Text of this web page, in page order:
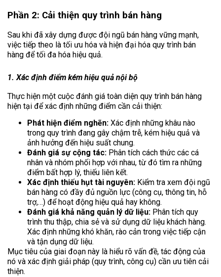
Phần 2: Cải thiện quy trình bán hàng
Sau khi đã xây dựng được đội ngũ bán hàng vững mạnh,
việc tiếp theo là tối ưu hóa và hiện đại hóa quy trình bán
hàng để tối đa hóa hiệu quả.
1. Xác định điểm kém hiệu quả nội bộ
Thực hiện một cuộc đánh giá toàn diện quy trình bán hàng
hiện tại để xác định những điểm cần cải thiện:
Phát hiện điểm nghẽn: Xác định những khâu nào
trong quy trình đang gây chậm trễ, kém hiệu quả và
ảnh hưởng đến hiệu suất chung.
Đánh giá sự cộng tác: Phân tích cách thức các cá
nhân và nhóm phối hợp với nhau, từ đó tìm ra những
điểm bất hợp lý, thiếu liên kết.
Xác định thiếu hụt tài nguyên: Kiểm tra xem đội ngũ
bán hàng có đầy đủ nguồn lực (công cụ, thông tin, hỗ
trợ,…) để hoạt động hiệu quả hay không.
Đánh giá khả năng quản lý dữ liệu: Phân tích quy
trình thu thập, chia sẻ và sử dụng dữ liệu khách hàng.
Xác định những khó khăn, rào cản trong việc tiếp cận
và tận dụng dữ liệu.
Mục tiêu của giai đoạn này là hiểu rõ vấn đề, tác động của
nó và xác định giải pháp (quy trình, công cụ) cần ưu tiên cải
thiện.